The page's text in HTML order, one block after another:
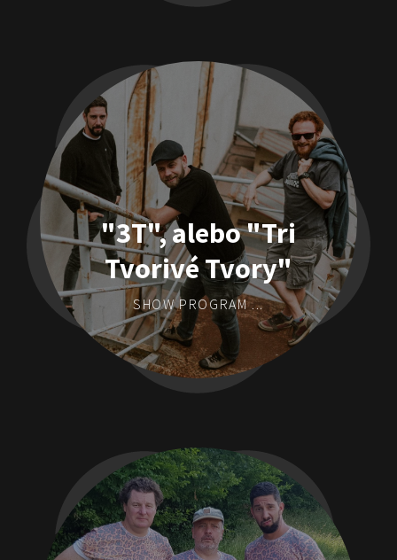
"3T", alebo "Tri
Tvorivé Tvory"
SHOW PROGRAM ...